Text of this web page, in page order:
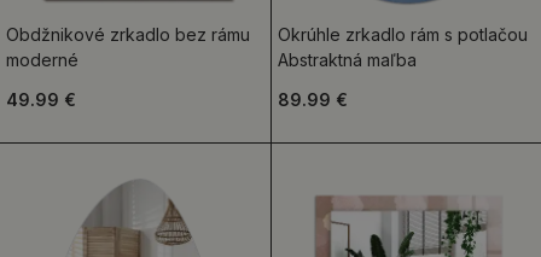
Obdžnikové zrkadlo bez rámu
moderné
49.99 €
Okrúhle zrkadlo rám s potlačou
Abstraktná maľba
89.99 €